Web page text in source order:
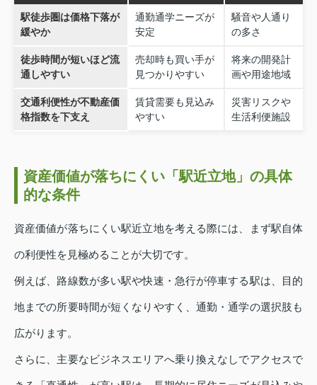
駅徒歩圏は価格下落が
緩やか
通勤通学ニーズが
安定
騒音や人通り
の多さ
徒歩時間が短いほど流
通しやすい
売却時も買い手が
見つかりやすい
将来の開発計
画や用途地域
交通利便性が不動産価
格指数を下支え
賃貸需要も見込み
やすい
災害リスクや
生活利便施設
資産価値が落ちにくい「駅近立地」の具体
的な条件
資産価値が落ちにくい駅近立地を考える際には、まず駅自体
の利便性を見極めることが大切です。
例えば、路線数が多い駅や快速・急行が停車する駅は、目的
地までの所要時間が短くなりやすく、通勤・通学の選択肢も
広がります。
さらに、主要なビジネスエリアへ乗り換えなしでアクセスで